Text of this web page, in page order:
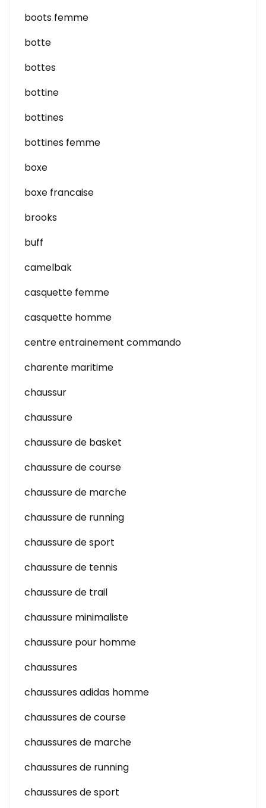
boots femme
botte
bottes
bottine
bottines
bottines femme
boxe
boxe francaise
brooks
buff
camelbak
casquette femme
casquette homme
centre entrainement commando
charente maritime
chaussur
chaussure
chaussure de basket
chaussure de course
chaussure de marche
chaussure de running
chaussure de sport
chaussure de tennis
chaussure de trail
chaussure minimaliste
chaussure pour homme
chaussures
chaussures adidas homme
chaussures de course
chaussures de marche
chaussures de running
chaussures de sport